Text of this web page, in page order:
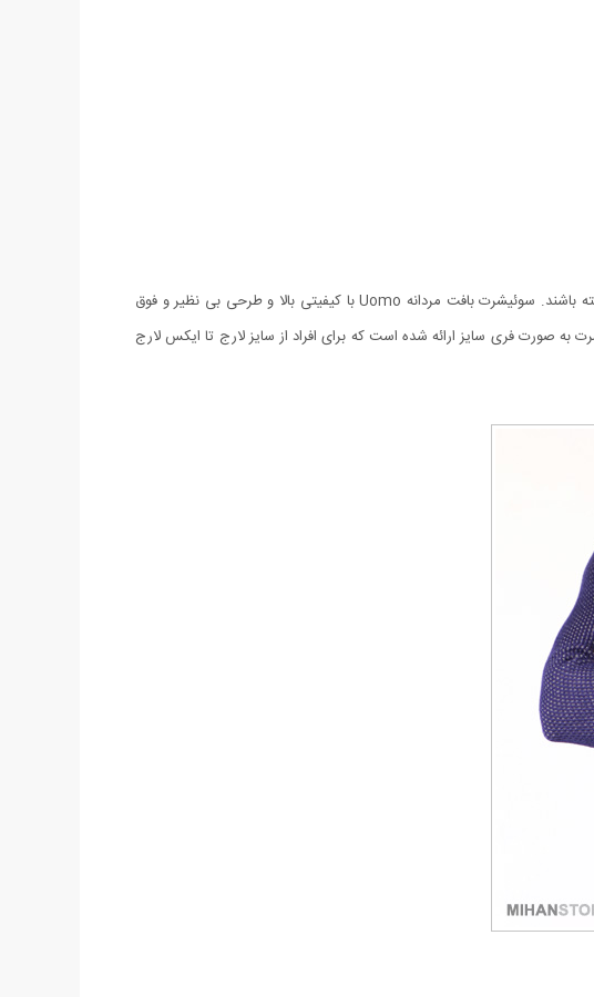
با خنک تر شدن هوا آنچه جوانان به دنبال آن هستند لباس هایی است که علاوه بر شیکی و ظاهر فوق العاده پوشش گرمی نیز داشته باشند. سوئیشرت بافت مردانه Uomo با کیفیتی بالا و طرحی بی نظیر و فوق
صورت فری سایز ارائه شده است که برای افراد از سایز لارج تا ایکس لارج